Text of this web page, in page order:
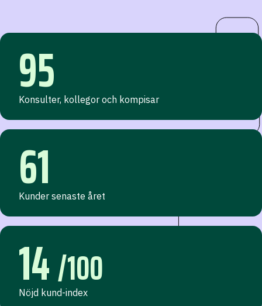
95
Konsulter, kollegor och kompisar
61
Kunder senaste året
14/100
Nöjd kund-index